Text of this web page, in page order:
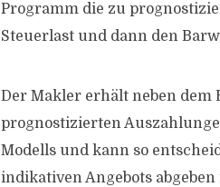
Programm die zu
Steuerlast und dann den
Der Makler erhält neben
prognostizierten
Modells und kann so
indikativen Angebots